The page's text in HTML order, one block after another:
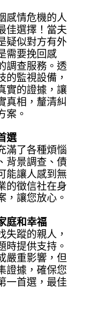
感情危機的人
佳選擇！當夫
疑似對方有外
需要挽回感
調查服務。透
的監視設備，
實的證據，讓
真相，釐清糾
案。
選
滿了各種煩惱
背景調查、債
能讓人感到無
的徵信社在身
，讓您放心。
庭和幸福
失蹤的親人，
時提供支持。
嚴重影響，但
證據，確保您
一首選，最佳